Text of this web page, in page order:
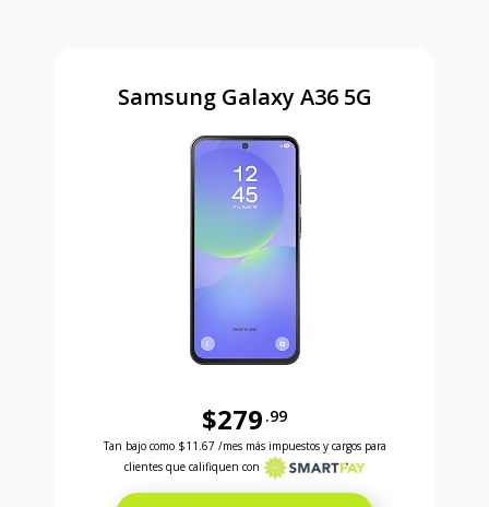
Samsung Galaxy A36 5G
$279 .99
Antes el precio era 279 dollars and 99 cents
Tan bajo como $11.67 /mes más impuestos y cargos para
clientes que califiquen con